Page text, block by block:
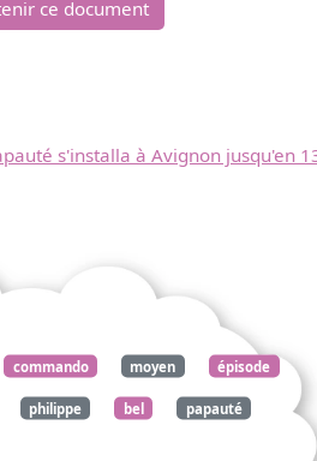
ce document
s'installa à Avignon jusqu'en
commando moyen épisode
philippe bel papauté